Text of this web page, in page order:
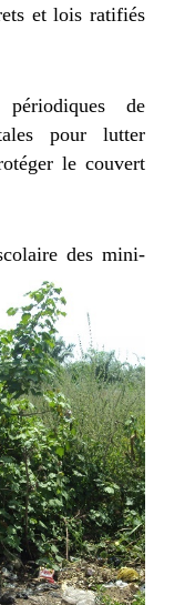
et lois ratifiés
de
pour lutter
le couvert
des mini-